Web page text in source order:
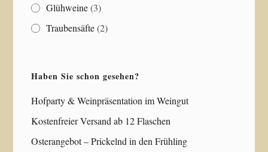
Glühweine (3)
Traubensäfte (2)
Haben Sie schon gesehen?
Hofparty & Weinpräsentation im Weingut
Kostenfreier Versand ab 12 Flaschen
Osterangebot – Prickelnd in den Frühling